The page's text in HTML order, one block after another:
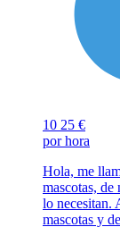
10 25 €
por hora
Hola, me
mascotas, de
lo necesitan.
mascotas y